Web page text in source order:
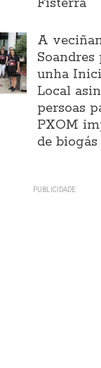
A
unha
Local
persoas
PXOM
de biogás